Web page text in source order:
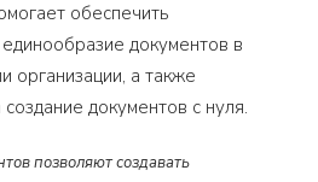
обеспечить
единообразие документов в
организации, а также
документов с нуля.
позволяют создавать